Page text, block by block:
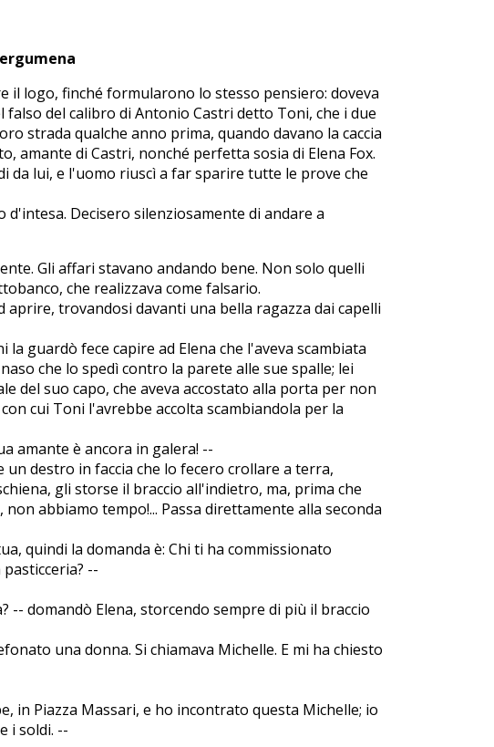
logo, finché formularono lo stesso pensiero: doveva
del calibro di Antonio Castri detto Toni, che i due
strada qualche anno prima, quando davano la caccia
amante di Castri, nonché perfetta sosia di Elena Fox.
da lui, e l'uomo riuscì a far sparire tutte le prove che
Decisero silenziosamente di andare a
Gli affari stavano andando bene. Non solo quelli
che realizzava come falsario.
trovandosi davanti una bella ragazza dai capelli
guardò fece capire ad Elena che l'aveva scambiata
che lo spedì contro la parete alle sue spalle; lei
del suo capo, che aveva accostato alla porta per non
cui Toni l'avrebbe accolta scambiandola per la
amante è ancora in galera! --
destro in faccia che lo fecero crollare a terra,
gli storse il braccio all'indietro, ma, prima che
abbiamo tempo!... Passa direttamente alla seconda
quindi la domanda è: Chi ti ha commissionato
--
-- domandò Elena, storcendo sempre di più il braccio
una donna. Si chiamava Michelle. E mi ha chiesto
in Piazza Massari, e ho incontrato questa Michelle; io
i soldi. --